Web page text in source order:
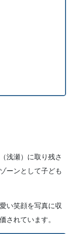
浅瀬）に取り残さ
ーンとして子ども
い笑顔を写真に収
されています。